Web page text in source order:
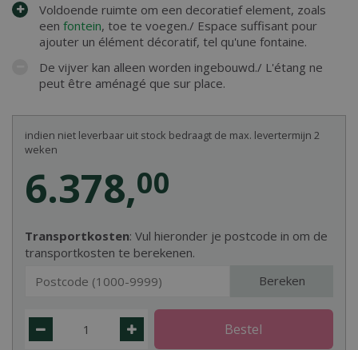
Voldoende ruimte om een decoratief element, zoals
een fontein, toe te voegen./ Espace suffisant pour
ajouter un élément décoratif, tel qu'une fontaine.
De vijver kan alleen worden ingebouwd./ L'étang ne
peut être aménagé que sur place.
Transportkosten: Vul hieronder je postcode in om de
transportkosten te berekenen.
Bereken
6.378,00
indien niet leverbaar uit stock bedraagt de max. levertermijn 2
weken